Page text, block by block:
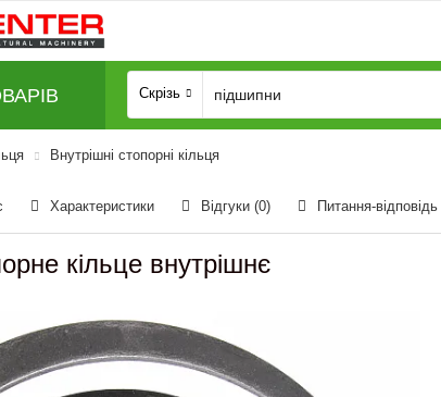
Скрізь
Внутрішні стопорні кільця
Характеристики Відгуки (0) Питання-відповідь
кільце внутрішнє